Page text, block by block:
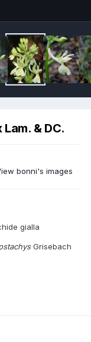
& DC.
bonni's images
gialla
Grisebach